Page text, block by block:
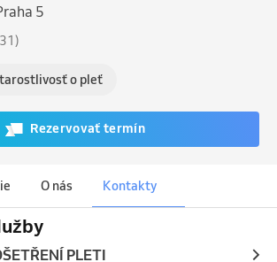
5
o pleť
Rezervovať termín
O nás Kontakty
PLETI